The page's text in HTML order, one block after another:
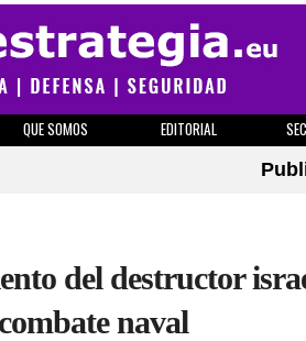
QUE SOMOS EDITORIAL
del destructor
naval